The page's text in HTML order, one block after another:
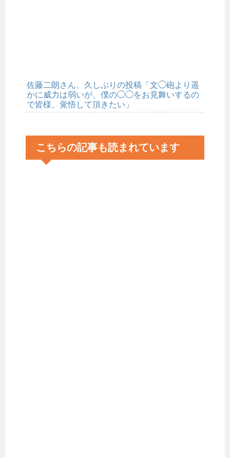
佐藤二朗さん、久しぶりの投稿「文◯砲より遥
かに威力は弱いが、僕の◯◯をお見舞いするの
で皆様、覚悟して頂きたい」
こちらの記事も読まれています